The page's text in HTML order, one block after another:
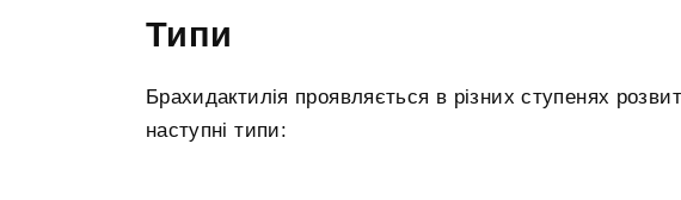
Типи
Брахидактилія проявляється в різних ступенях
наступні типи: